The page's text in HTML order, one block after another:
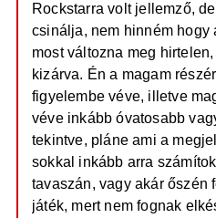
Rockstarra volt jellemző,
csinálja, nem hinném hogy
most változna meg
kizárva. Én a magam
figyelembe véve, illetve
véve inkább óvatosabb
tekintve, pláne ami a
sokkal inkább arra
tavaszán, vagy akár őszén
játék, mert nem fognak